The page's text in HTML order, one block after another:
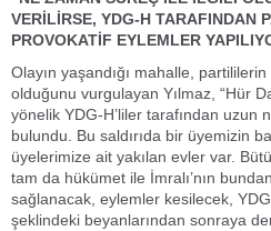
VERİLİRSE, YDG-H TARAFINDAN
PROVOKATİF EYLEMLER
Olayın yaşandığı mahalle,
olduğunu vurgulayan Yılmaz, “Hür
yönelik YDG-H’liler tarafından uzun
bulundu. Bu saldırıda bir üyemizin
üyelerimize ait yakılan evler var.
tam da hükümet ile İmralı’nın
sağlanacak, eylemler kesilecek,
şeklindeki beyanlarından sonraya